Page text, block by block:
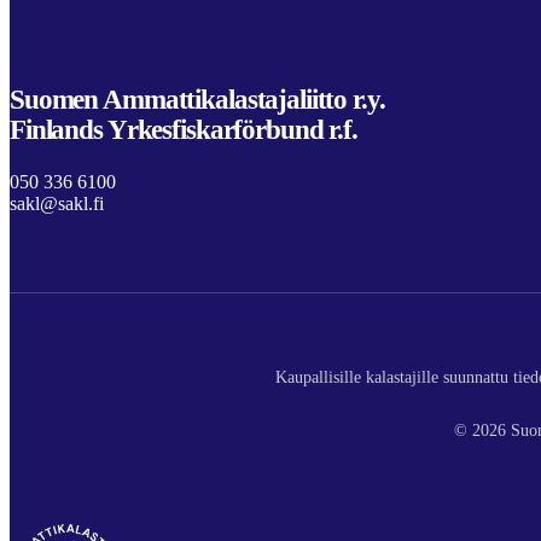
Suomen Ammattikalastajaliitto r.y.
Finlands Yrkesfiskarförbund r.f.
050 336 6100
sakl@sakl.fi
Kaupallisille kalastajille suunnattu
© 2026